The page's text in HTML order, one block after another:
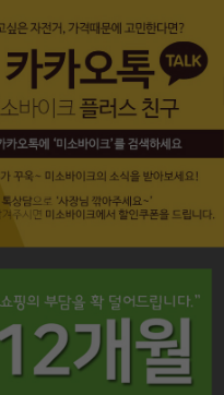
페이코 라이프